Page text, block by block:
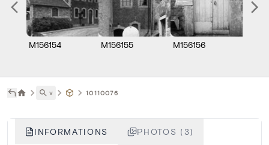
M156154 M156155 M156156
˅ 10110076
INFORMATIONS PHOTOS (3)